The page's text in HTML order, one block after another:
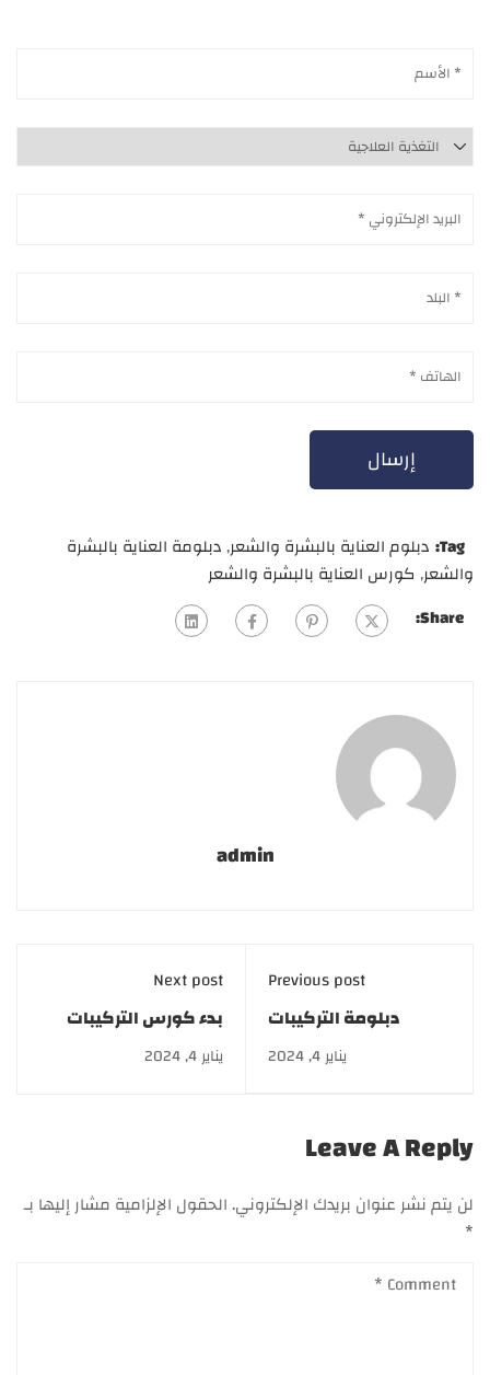
Tag: دبلوم العناية بالبشرة والشعر,دبلومة العناية بالبشرة
والشعر, كورس العناية بالبشرة والشعر
Share:
admin
Previous post
دبلومة التركيبات
التجميلية.. كل ما تريد أن
تعرفه عن منتجات
يناير 4, 2024
Next post
بدء كورس التركيبات
التجميلية بخصم 50%
يناير 4, 2024
Leave A Reply
لن يتم نشر عنوان بريدك الإلكتروني.الحقول الإلزامية مشار إليها بـ
*